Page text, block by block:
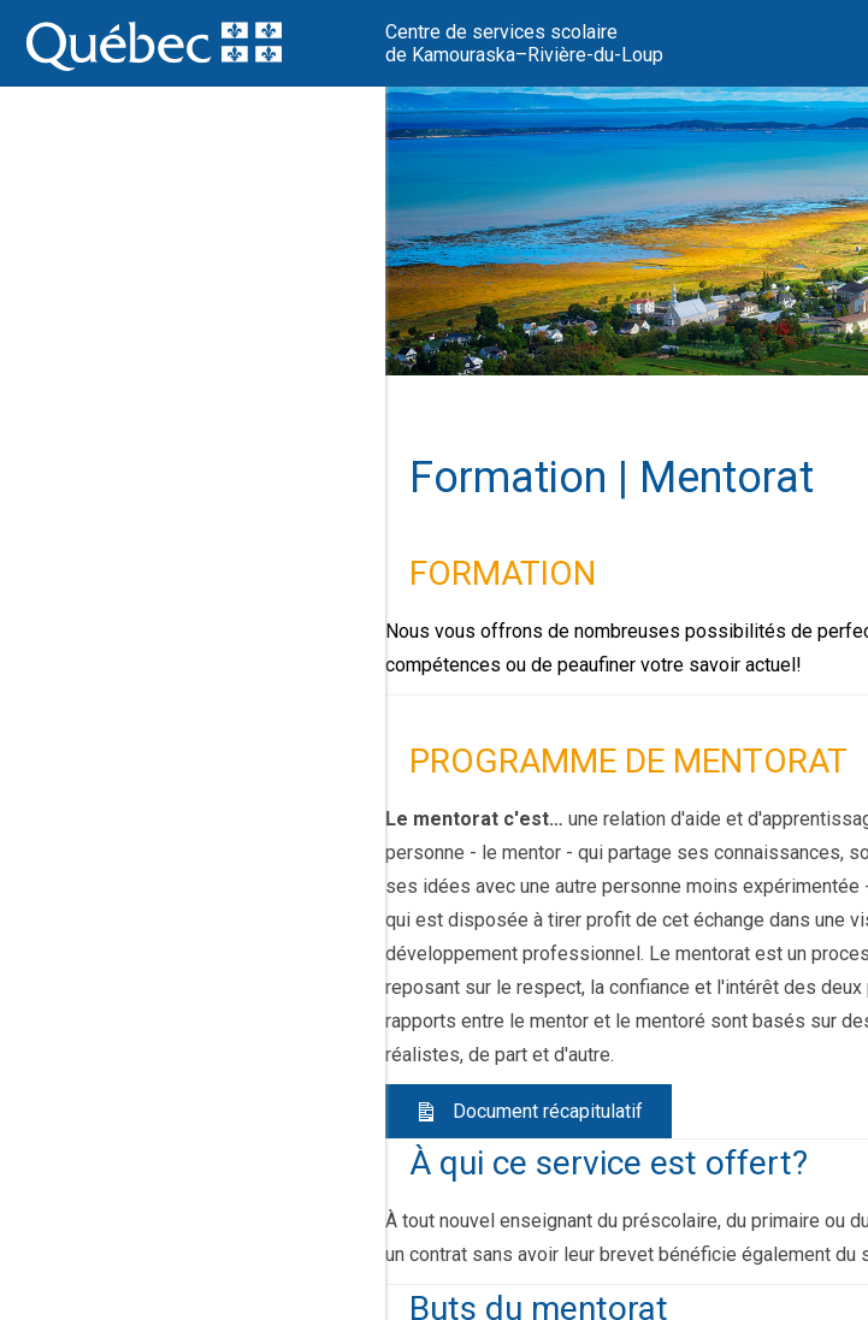
Formation | Mentorat
FORMATION
Nous vous offrons de nombreuses possibilités de
compétences ou de peaufiner votre savoir actuel!
PROGRAMME DE MENTORAT
Le mentorat c'est… une relation d'aide et
personne - le mentor - qui partage ses connaissances,
ses idées avec une autre personne moins expérimentée
qui est disposée à tirer profit de cet échange dans une
développement professionnel. Le mentorat est un
reposant sur le respect, la confiance et l'intérêt des deux
rapports entre le mentor et le mentoré sont basés sur
réalistes, de part et d'autre.
Document récapitulatif
À qui ce service est offert?
À tout nouvel enseignant du préscolaire, du primaire ou
un contrat sans avoir leur brevet bénéficie également du
Buts du mentorat
Centre de services scolaire
de Kamouraska–Rivière-du-Loup